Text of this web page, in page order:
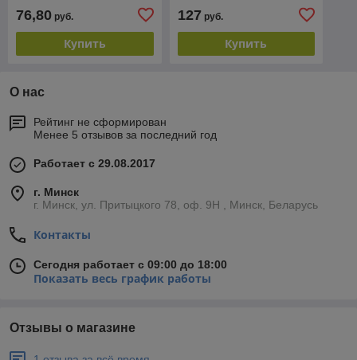
76,80 руб.
Купить
127 руб.
Купить
О нас
Рейтинг не сформирован
Менее 5 отзывов за последний год
Работает с 29.08.2017
г. Минск
г. Минск, ул. Притыцкого 78, оф. 9Н , Минск, Беларусь
Контакты
Сегодня работает с 09:00 до 18:00
Показать весь график работы
Отзывы о магазине